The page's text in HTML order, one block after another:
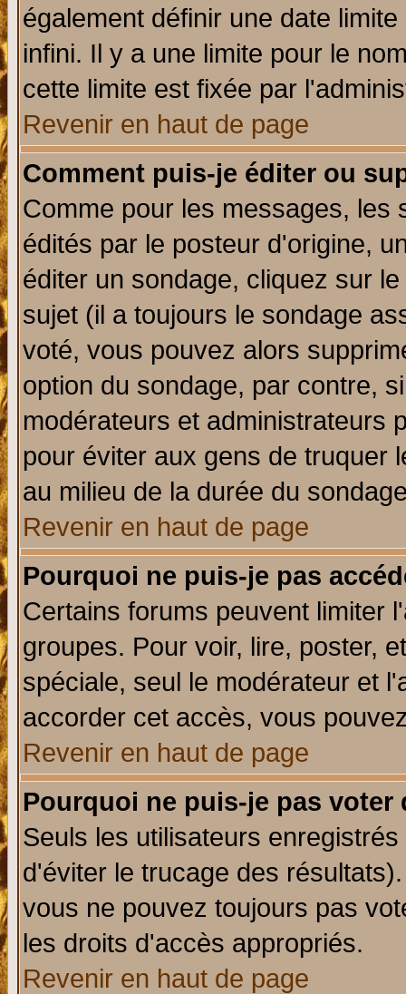
également définir une date
infini. Il y a une limite pour le
cette limite est fixée par
Revenir en haut de page
Comment puis-je éditer ou
Comme pour les messages, les
édités par le posteur d'origine,
éditer un sondage, cliquez sur
sujet (il a toujours le sondage
voté, vous pouvez alors
option du sondage, par contre,
modérateurs et administrateurs
pour éviter aux gens de truquer
au milieu de la durée du
Revenir en haut de page
Pourquoi ne puis-je pas
Certains forums peuvent limiter
groupes. Pour voir, lire, poster,
spéciale, seul le modérateur et
accorder cet accès, vous
Revenir en haut de page
Pourquoi ne puis-je pas voter
Seuls les utilisateurs
d'éviter le trucage des
vous ne pouvez toujours pas
les droits d'accès appropriés.
Revenir en haut de page